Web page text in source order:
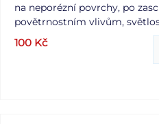
na neporézní povrchy, po
povětrnostním vlivům,
objímce, šířka stopy 0,7 mm,
100 Kč